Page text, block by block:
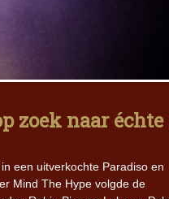
zoek naar échte
een uitverkochte Paradiso en
Mind The Hype volgde de